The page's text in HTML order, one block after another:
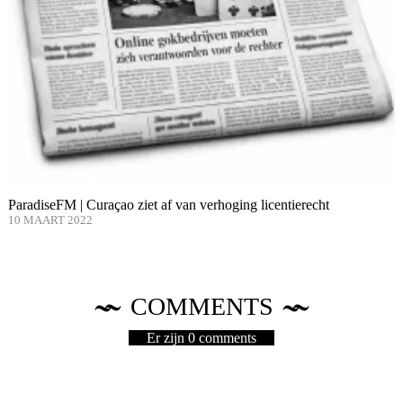
ParadiseFM | Curaçao ziet af van verhoging licentierecht
10 MAART 2022
COMMENTS
Er zijn 0 comments